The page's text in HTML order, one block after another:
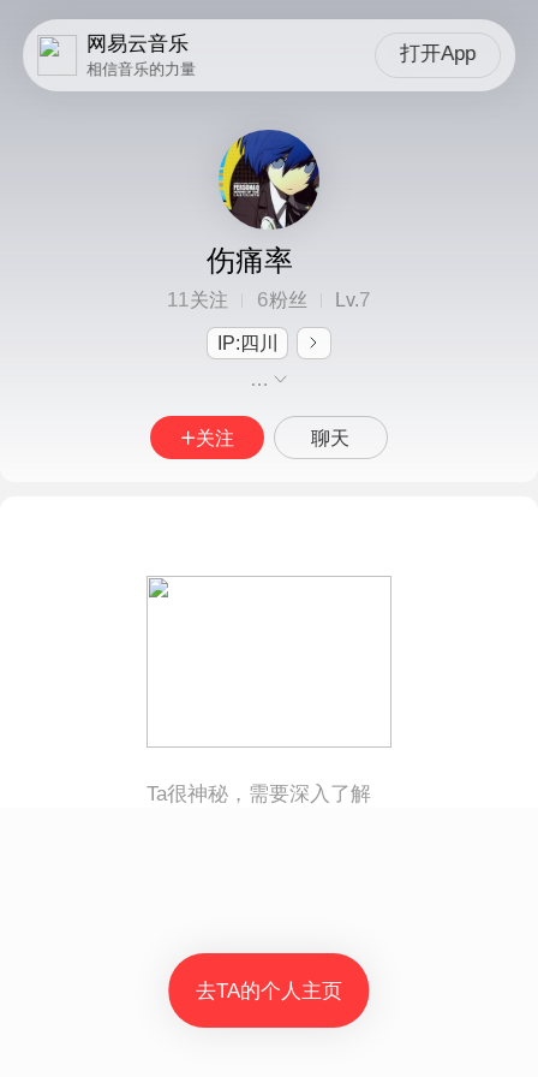
网易云音乐
相信音乐的力量
打开App
伤痛率
11关注 6粉丝 Lv.7
IP:四川
…
关注 聊天
Ta很神秘，需要深入了解
去TA的个人主页